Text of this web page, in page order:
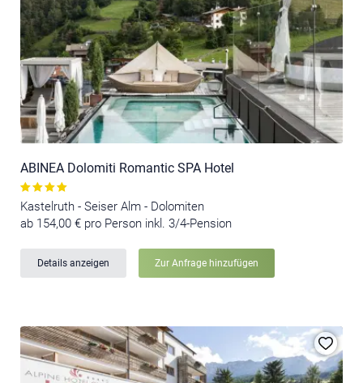
ABINEA Dolomiti Romantic SPA Hotel
Kastelruth - Seiser Alm - Dolomiten
ab 154,00 € pro Person inkl. 3/4-Pension
Details anzeigen Zur Anfrage hinzufügen